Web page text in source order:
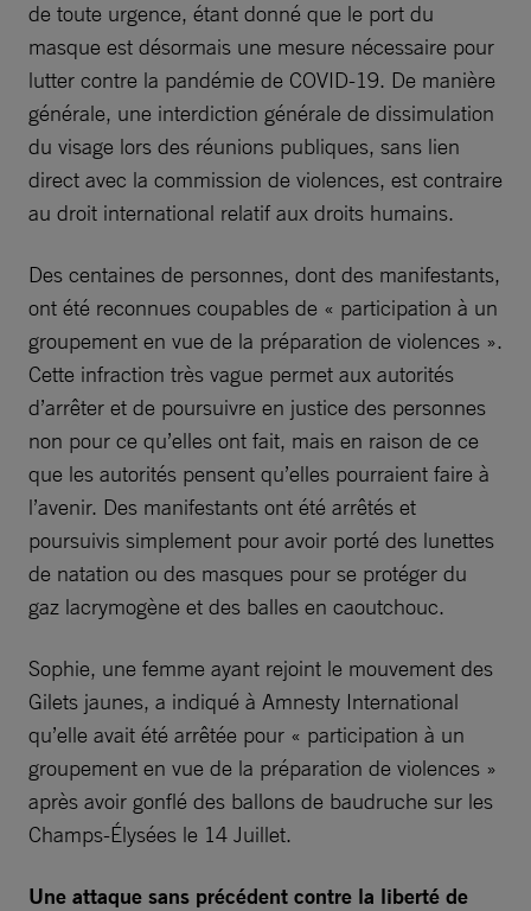
de toute urgence, étant donné que le port du
masque est désormais une mesure nécessaire pour
lutter contre la pandémie de COVID-19. De manière
générale, une interdiction générale de dissimulation
du visage lors des réunions publiques, sans lien
direct avec la commission de violences, est contraire
au droit international relatif aux droits humains.
Des centaines de personnes, dont des manifestants,
ont été reconnues coupables de « participation à un
groupement en vue de la préparation de violences ».
Cette infraction très vague permet aux autorités
d’arrêter et de poursuivre en justice des personnes
non pour ce qu’elles ont fait, mais en raison de ce
que les autorités pensent qu’elles pourraient faire à
l’avenir. Des manifestants ont été arrêtés et
poursuivis simplement pour avoir porté des lunettes
de natation ou des masques pour se protéger du
gaz lacrymogène et des balles en caoutchouc.
Sophie, une femme ayant rejoint le mouvement des
Gilets jaunes, a indiqué à Amnesty International
qu’elle avait été arrêtée pour « participation à un
groupement en vue de la préparation de violences »
après avoir gonflé des ballons de baudruche sur les
Champs-Élysées le 14 Juillet.
Une attaque sans précédent contre la liberté de